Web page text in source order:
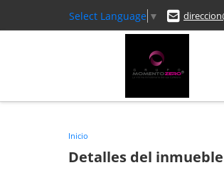
Select Language ▼
Inicio
Detalles del inmueble